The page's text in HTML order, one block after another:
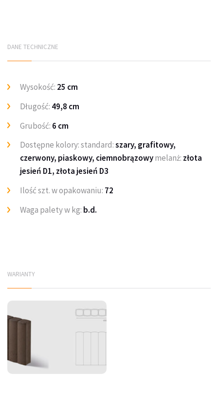
DANE TECHNICZNE
Wysokość: 25 cm
Długość: 49,8 cm
Grubość: 6 cm
Dostępne kolory: standard:szary, grafitowy,
czerwony, piaskowy, ciemnobrązowymelanż: złota
jesień D1, złota jesień D3
Ilość szt. w opakowaniu: 72
Waga palety w kg: b.d.
WARIANTY